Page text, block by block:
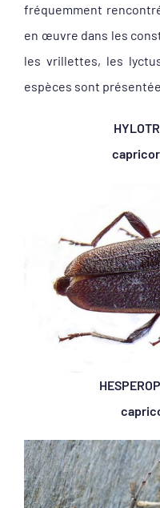
fréquemment
en œuvre dans les
les vrillettes, les
espèces sont